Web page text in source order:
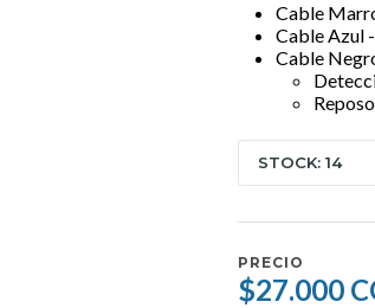
Cable
Cable Azul
Cable
STOCK: 14
PRECIO
$27.000